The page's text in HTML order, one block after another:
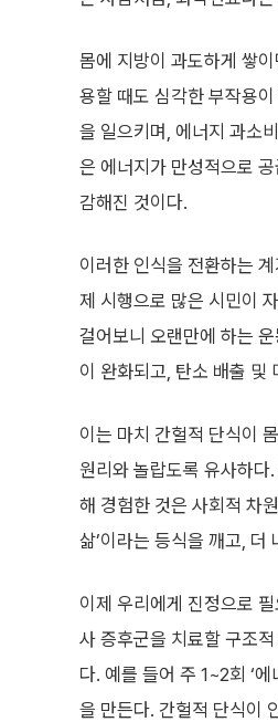
몸에 지방이 과도하게 쌓
용할 때도 심각한 부작용
을 일으키며, 에너지 과소
은 에너지가 만성적으로
감해진 것이다.
이러한 인식을 전환하는
제 시행으로 많은 시민이
걸어보니 오랜만에 하는
이 완화되고, 탄소 배출 및
이는 마치 간헐적 단식이
원리와 놀랍도록 유사하
해 경험한 것은 사회적 차
삶’이라는 등식을 깨고, 더
이제 우리에게 진정으로
사 증후군을 치료할 구조
다. 예를 들어 주 1~2회 ‘
을 만든다. 간헐적 단식이